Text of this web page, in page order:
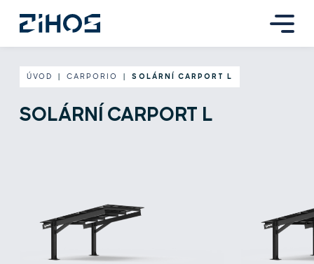
ÚVOD |CARPORIO |SOLÁRNÍ CARPORT L
SOLÁRNÍ CARPORT L